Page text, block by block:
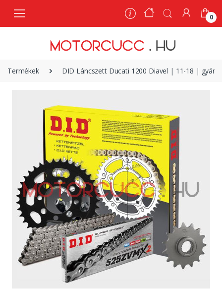
0
Termékek DID Láncszett Ducati 1200 Diavel | 11-18 | gyári
0